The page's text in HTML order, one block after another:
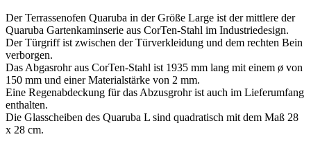
Der Terrassenofen Quaruba in der Größe Large ist der mittlere der
Quaruba Gartenkaminserie aus CorTen-Stahl im Industriedesign.
Der Türgriff ist zwischen der Türverkleidung und dem rechten Bein
verborgen.
Das Abgasrohr aus CorTen-Stahl ist 1935 mm lang mit einem ø von
150 mm und einer Materialstärke von 2 mm.
Eine Regenabdeckung für das Abzusgrohr ist auch im Lieferumfang
enthalten.
Die Glasscheiben des Quaruba L sind quadratisch mit dem Maß 28
x 28 cm.